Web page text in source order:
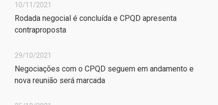
10/11/2021
Rodada negocial é concluída e CPQD apresenta
contraproposta
29/10/2021
Negociações com o CPQD seguem em andamento e
nova reunião será marcada